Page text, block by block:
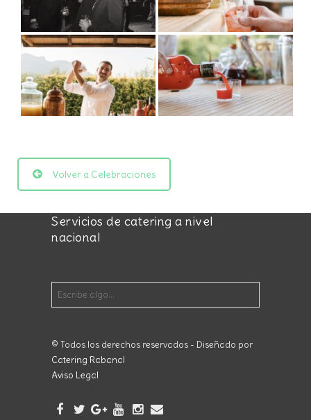
Volver a Celebraciones
Servicios de catering a nivel
nacional
© Todos los derechos reservados - Diseñado por
Catering Rabanal
Aviso Legal